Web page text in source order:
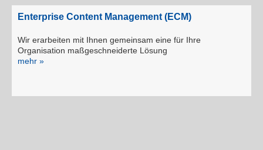
Enterprise Content Management (ECM)
Wir erarbeiten mit Ihnen gemeinsam eine für Ihre
Organisation maßgeschneiderte Lösung
mehr »